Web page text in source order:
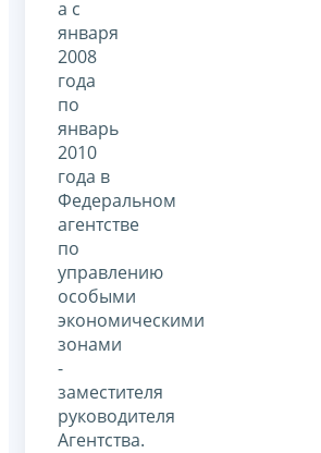
а с
января
2008
года
по
январь
2010
года в
Федеральном
агентстве
по
управлению
особыми
экономическими
зонами
-
заместителя
руководителя
Агентства.